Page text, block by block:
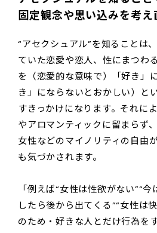
固定観念や思い込みを考え
“アセクシュアル”を知ることは
ていた恋愛や恋人、性にまつわ
を（恋愛的な意味で）「好き」
き」にならないとおかしい）と
すきっかけになります。それに
やアロマンティックに留まらず
女性などのマイノリティの自由
も気づかされます。
「例えば“女性は性欲がない”“
したら後から出てくる”“女性は
のため・好きな人とだけ行為を